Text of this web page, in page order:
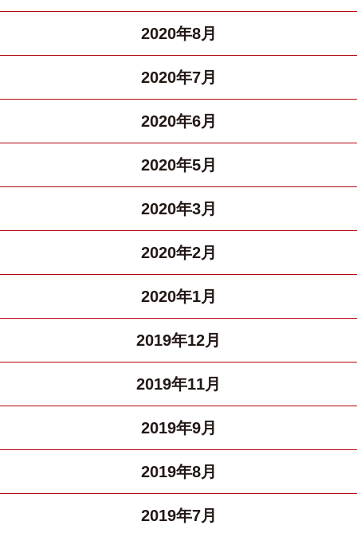
2020年8月
2020年7月
2020年6月
2020年5月
2020年3月
2020年2月
2020年1月
2019年12月
2019年11月
2019年9月
2019年8月
2019年7月